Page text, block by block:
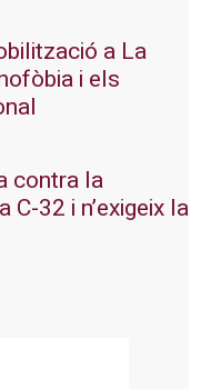
a La
i els
contra la
32 i n’exigeix la